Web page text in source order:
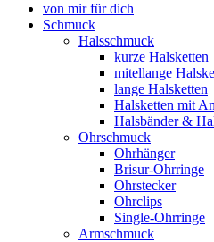
von mir für dich
Schmuck
Halsschmuck
kurze Halsketten
mitellange
lange Halsketten
Halsketten mit
Halsbänder &
Ohrschmuck
Ohrhänger
Brisur-Ohrringe
Ohrstecker
Ohrclips
Single-Ohrringe
Armschmuck